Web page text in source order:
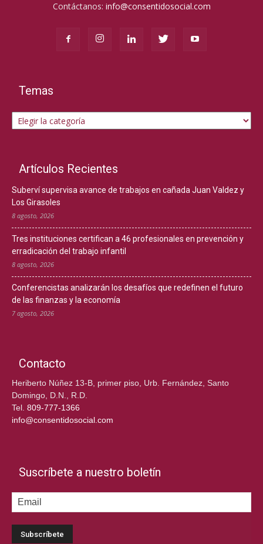
Contáctanos: info@consentidosocial.com
Temas
Temas
Artículos Recientes
Suberví supervisa avance de trabajos en cañada Juan Valdez y
Los Girasoles
8 agosto, 2026
Tres instituciones certifican a 46 profesionales en prevención y
erradicación del trabajo infantil
8 agosto, 2026
Conferencistas analizarán los desafíos que redefinen el futuro
de las finanzas y la economía
7 agosto, 2026
Contacto
Heriberto Núñez 13-B, primer piso, Urb. Fernández, Santo
Domingo, D.N., R.D.
Tel. 809-777-1366
info@consentidosocial.com
Suscríbete a nuestro boletín